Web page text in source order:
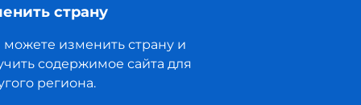
страну
изменить страну и
содержимое сайта для
региона.